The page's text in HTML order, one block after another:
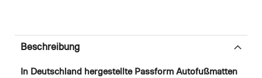
Beschreibung
In Deutschland hergestellte Passform Autofußmatten